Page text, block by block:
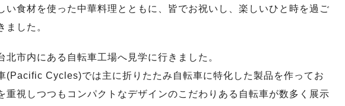
い食材を使った中華料理とともに、皆でお祝いし、楽しいひと時を過ご
ました。
北市内にある自転車工場へ見学に行きました。
(Pacific Cycles)では主に折りたたみ自転車に特化した製品を作ってお
重視しつつもコンパクトなデザインのこだわりある自転車が数多く展示